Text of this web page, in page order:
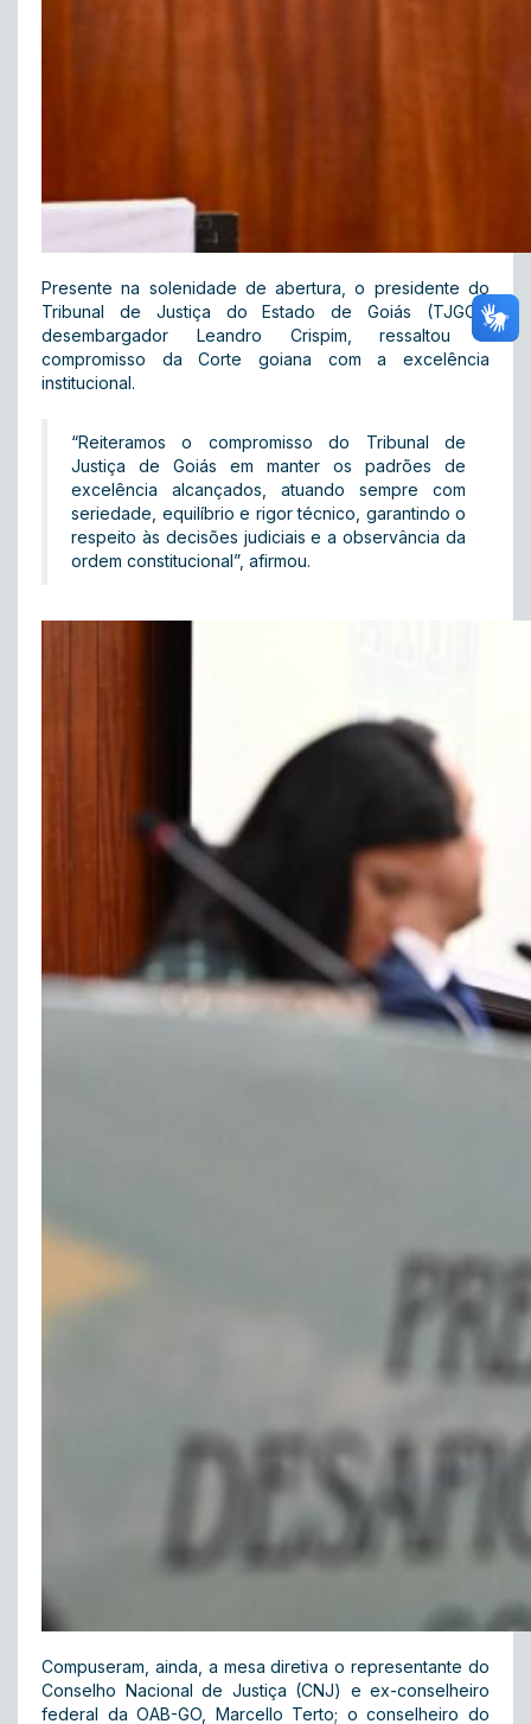
Presente na solenidade de abertura, o presidente do
Tribunal de Justiça do Estado de Goiás (TJGO),
desembargador Leandro Crispim, ressaltou o
compromisso da Corte goiana com a excelência
institucional.
“Reiteramos o compromisso do Tribunal de
Justiça de Goiás em manter os padrões de
excelência alcançados, atuando sempre com
seriedade, equilíbrio e rigor técnico, garantindo o
respeito às decisões judiciais e a observância da
ordem constitucional”, afirmou.
Compuseram, ainda, a mesa diretiva o representante do
Conselho Nacional de Justiça (CNJ) e ex-conselheiro
federal da OAB-GO, Marcello Terto; o conselheiro do